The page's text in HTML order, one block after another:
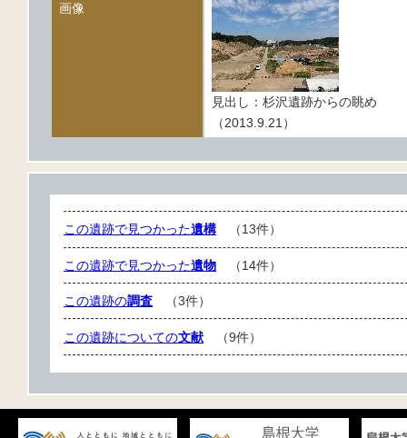
画像
見出し：杉沢遺跡からの眺め
（2013.9.21）
この遺跡で見つかった遺構（13件）
この遺跡で見つかった遺物 （14件）
この遺跡の調査 （3件）
この遺跡についての文献 （9件）